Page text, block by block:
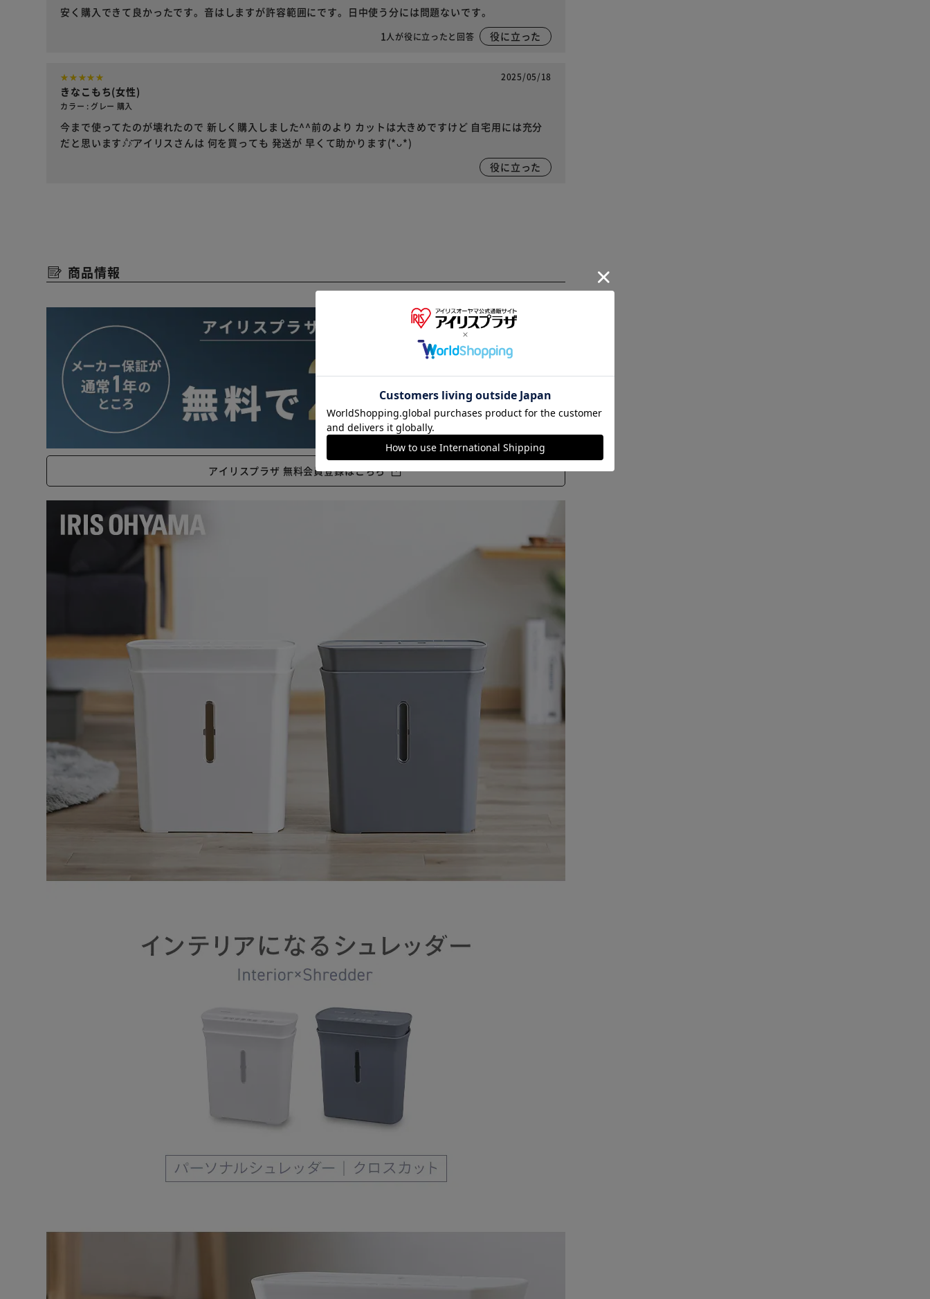
安く購入できて良かったです。音はしますが許容範囲にです。日中使う分には問題ないです。
1人が役に立ったと回答 役に立った
2025/05/18
きなこもち(女性)
カラー : グレー 購入
今まで使ってたのが壊れたので 新しく購入しました^^前のより カットは大きめですけど 自宅用には充分
だと思います♪̊̈♪̆̈アイリスさんは 何を買っても 発送が 早くて助かります(*ᴗ*)
役に立った
商品情報
アイリスプラザ 無料会員登録はこちら
※ご確認ください